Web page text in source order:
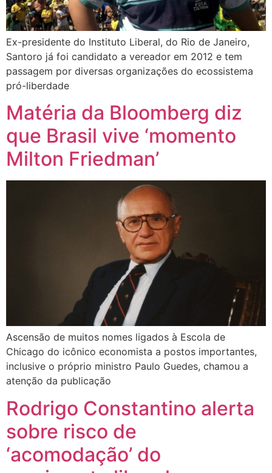
Ex-presidente do Instituto Liberal, do Rio de Janeiro,
Santoro já foi candidato a vereador em 2012 e tem
passagem por diversas organizações do ecossistema
pró-liberdade
Matéria da Bloomberg diz
que Brasil vive ‘momento
Milton Friedman’
Ascensão de muitos nomes ligados à Escola de
Chicago do icônico economista a postos importantes,
inclusive o próprio ministro Paulo Guedes, chamou a
atenção da publicação
Rodrigo Constantino alerta
sobre risco de
‘acomodação’ do